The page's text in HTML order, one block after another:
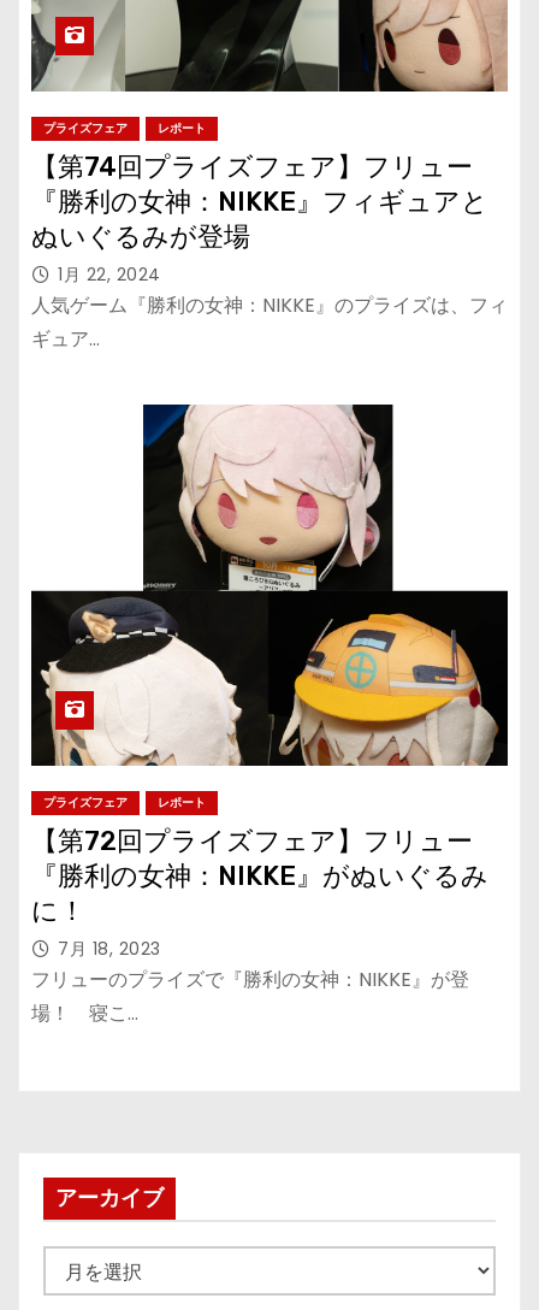
プライズフェア レポート
【第74回プライズフェア】フリュー
『勝利の女神：NIKKE』フィギュアと
ぬいぐるみが登場
1月 22, 2024
人気ゲーム『勝利の女神：NIKKE』のプライズは、フィ
ギュア…
プライズフェア レポート
【第72回プライズフェア】フリュー
『勝利の女神：NIKKE』がぬいぐるみ
に！
7月 18, 2023
フリューのプライズで『勝利の女神：NIKKE』が登
場！ 寝こ…
アーカイブ
ー